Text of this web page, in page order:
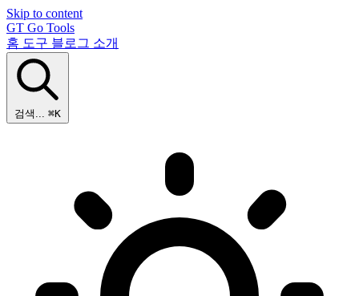
Skip to content
GT Go Tools
홈 도구 블로그 소개
검색... ⌘K